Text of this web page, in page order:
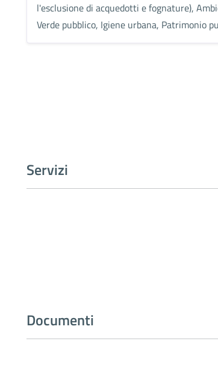
l'esclusione di acquedotti e fognature),
Verde pubblico, Igiene urbana, Patrimonio
Servizi
Documenti